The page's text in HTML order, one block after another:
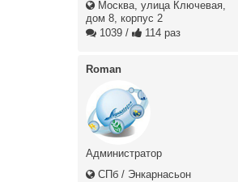
Москва, улица Ключевая,
дом 8, корпус 2
1039 / 114 раз
Roman
Администратор
СПб / Энкарнасьон